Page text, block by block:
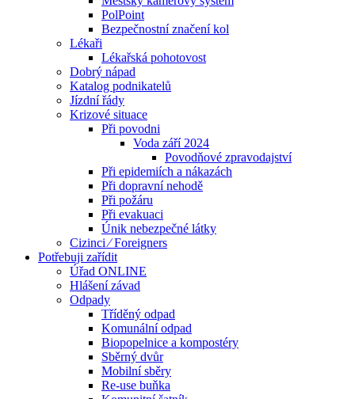
PolPoint
Bezpečnostní značení kol
Lékaři
Lékařská pohotovost
Dobrý nápad
Katalog podnikatelů
Jízdní řády
Krizové situace
Při povodni
Voda září 2024
Povodňové zpravodajství
Při epidemiích a nákazách
Při dopravní nehodě
Při požáru
Při evakuaci
Únik nebezpečné látky
Cizinci ⁄ Foreigners
Potřebuji zařídit
Úřad ONLINE
Hlášení závad
Odpady
Tříděný odpad
Komunální odpad
Biopopelnice a kompostéry
Sběrný dvůr
Mobilní sběry
Re-use buňka